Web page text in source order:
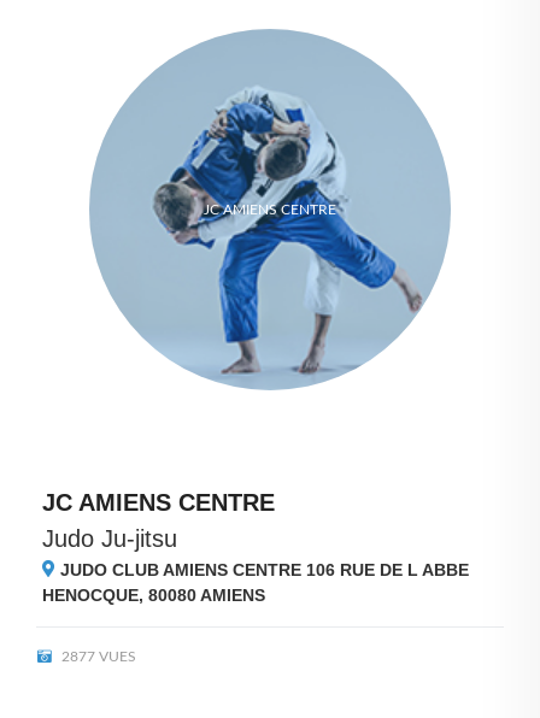
JC AMIENS CENTRE
JC AMIENS CENTRE
Judo Ju-jitsu
JUDO CLUB AMIENS CENTRE 106 RUE DE L ABBE
HENOCQUE, 80080AMIENS
2877 VUES